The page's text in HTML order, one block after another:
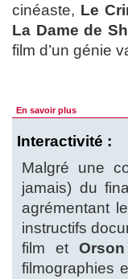
cinéaste, Le
La Dame de
film d’un génie
En savoir plus
Interactivité :
Malgré une
jamais) du
agrémentant
instructifs
film et
filmographies